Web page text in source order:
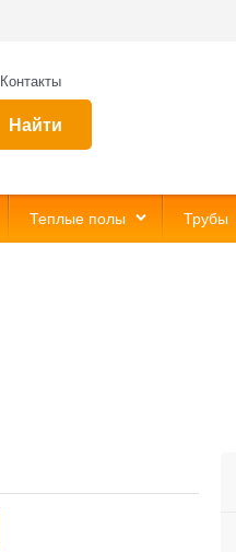
Контакты
Найти
Теплые полы Трубы